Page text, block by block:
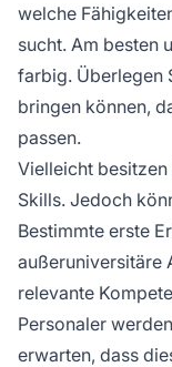
welche
sucht. Am besten
farbig. Überlegen
bringen können,
passen.
Vielleicht
Skills. Jedoch
Bestimmte erste
außeruniversitäre
relevante
Personaler
erwarten, dass